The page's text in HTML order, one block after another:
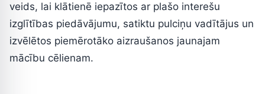
veids, lai klātienē iepazītos ar plašo interešu
izglītības piedāvājumu, satiktu pulciņu vadītājus un
izvēlētos piemērotāko aizraušanos jaunajam
mācību cēlienam.